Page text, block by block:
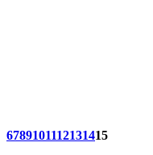
6789101112131415